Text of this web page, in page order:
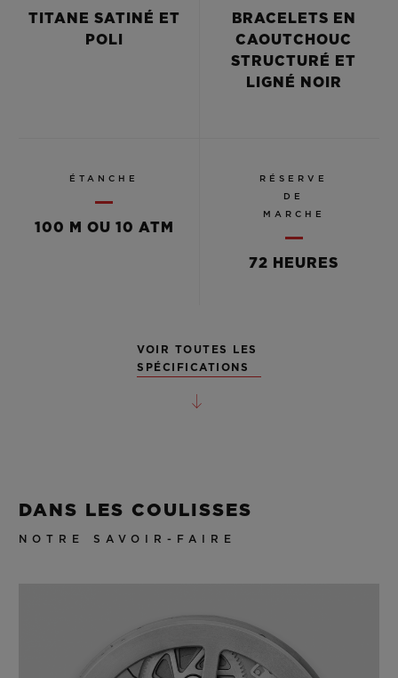
TITANE SATINÉ ET
POLI
BRACELETS EN
CAOUTCHOUC
STRUCTURÉ ET
LIGNÉ NOIR
ÉTANCHE
100 M OU 10 ATM
RÉSERVE
DE
MARCHE
72 HEURES
VOIR TOUTES LES
SPÉCIFICATIONS
DANS LES COULISSES
NOTRE SAVOIR-FAIRE